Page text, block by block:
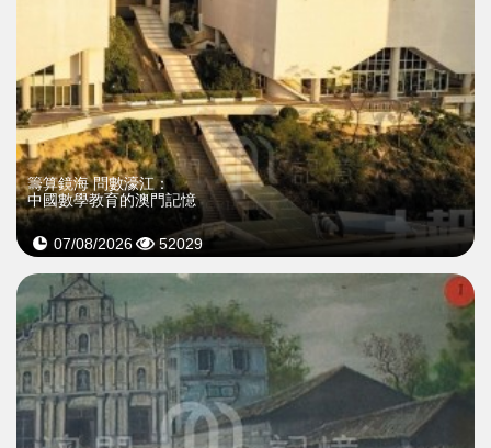
籌算鏡海 問數濠江：
中國數學教育的澳門記憶
07/08/2026 52029